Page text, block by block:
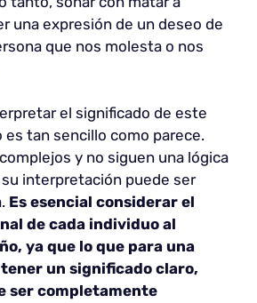
una expresión de un deseo de
que nos molesta o nos
el significado de este
tan sencillo como parece.
y no siguen una lógica
interpretación puede ser
Es esencial considerar el
de cada individuo al
ya que lo que para una
un significado claro,
ser completamente